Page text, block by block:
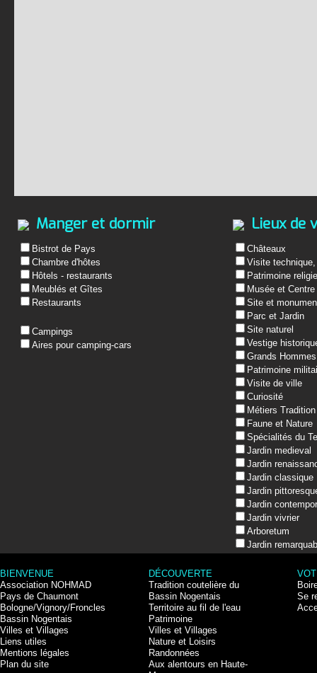
Manger et dormir
Bistrot de Pays
Chambre d'hôtes
Hôtels - restaurants
Meublés et Gîtes
Restaurants
Campings
Aires pour camping-cars
Lieux de
Châteaux
Visite
Patrimoine
Musée et
Site et
Parc et Jardin
Site naturel
Vestige
Grands Hommes
Patrimoine
Visite de ville
Curiosité
Métiers
Faune et Nature
Spécialités du
Jardin medieval
Jardin
Jardin classique
Jardin
Jardin
Jardin vivrier
Arboretum
Jardin
BIENVENUE
Association NOHMAD
Pays de Chaumont
Bologne/Vignory/Froncles
Bassin Nogentais
Villes et Villages
Liens utiles
Mentions légales
Plan du site
DÉCOUVERTE
Tradition coutelière du
Bassin Nogentais
Territoire au fil de l'eau
Patrimoine
Villes et Villages
Nature et Loisirs
Randonnées
Aux alentours en Haute-
Se